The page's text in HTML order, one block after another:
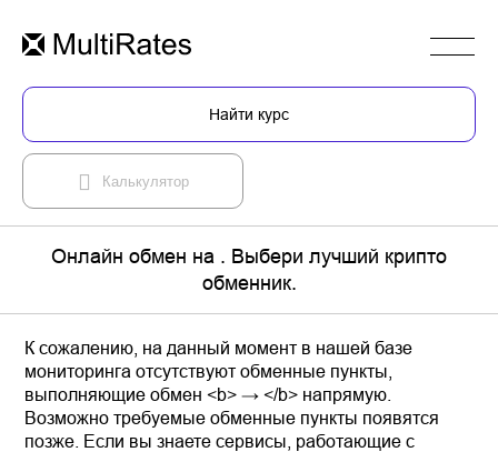
Найти курс
Калькулятор
Онлайн обмен на . Выбери лучший крипто
обменник.
К сожалению, на данный момент в нашей базе
мониторинга отсутствуют обменные пункты,
выполняющие обмен <b> → </b> напрямую.
Возможно требуемые обменные пункты появятся
позже. Если вы знаете сервисы, работающие с